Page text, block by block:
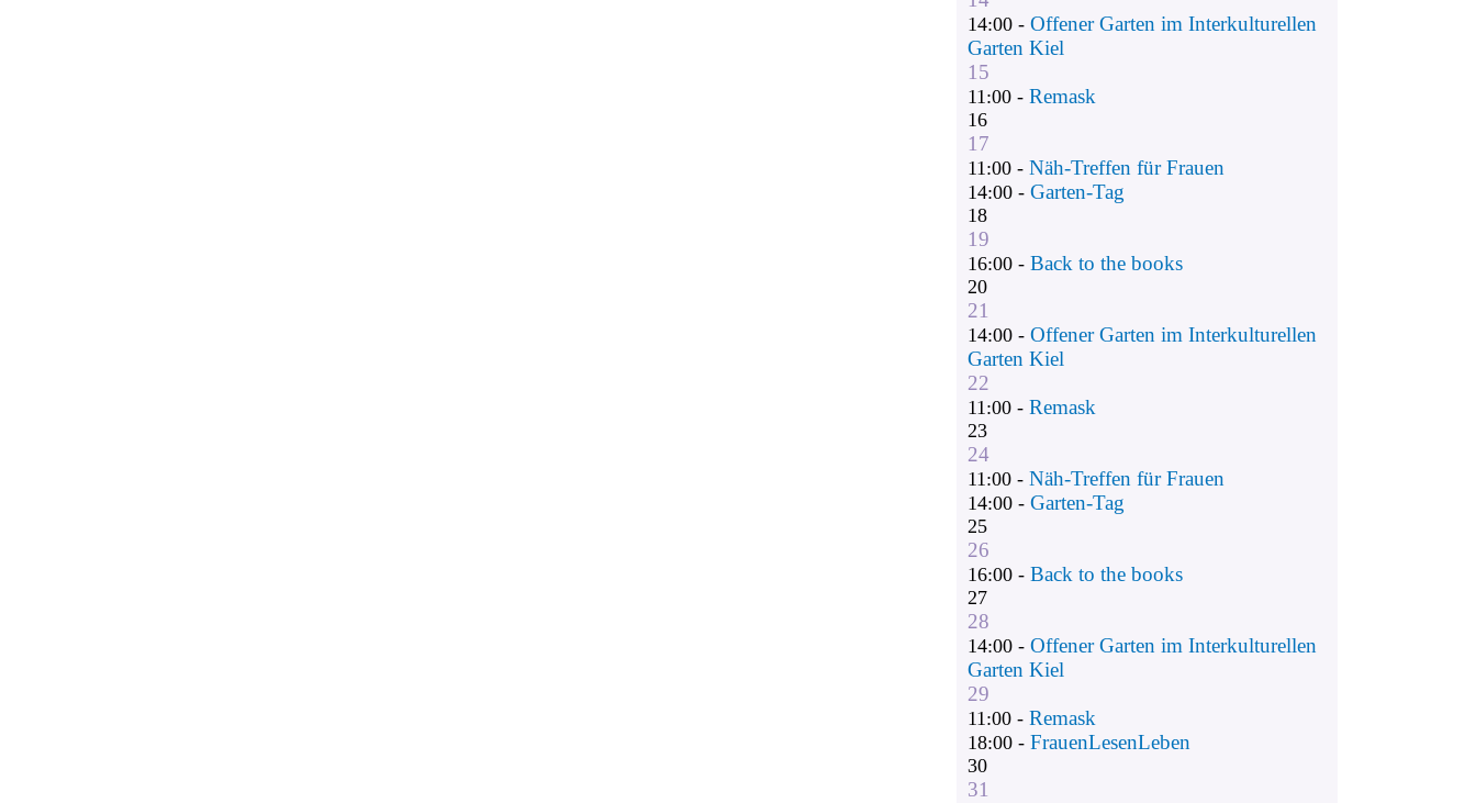
14:00 -Offener Garten im Interkulturellen
Garten Kiel
15
11:00 -Remask
16
17
11:00 -Näh-Treffen für Frauen
14:00 -Garten-Tag
18
19
16:00 -Back to the books
20
21
14:00 -Offener Garten im Interkulturellen
Garten Kiel
22
11:00 -Remask
23
24
11:00 -Näh-Treffen für Frauen
14:00 -Garten-Tag
25
26
16:00 -Back to the books
27
28
14:00 -Offener Garten im Interkulturellen
Garten Kiel
29
11:00 -Remask
18:00 -FrauenLesenLeben
30
31